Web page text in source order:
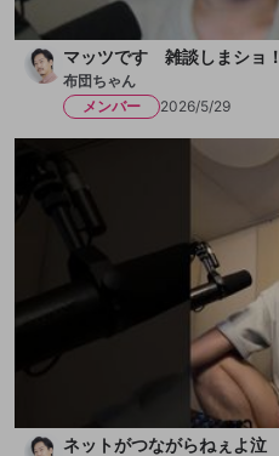
マッツです 雑談しまショ！
布団ちゃん
メンバー
2026/5/29
ネットがつながらねぇよ泣